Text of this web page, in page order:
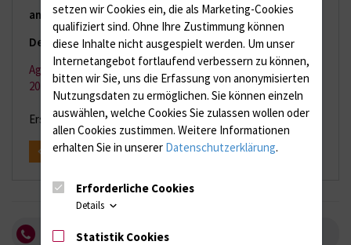
and 10thParticipants' Camp
December 2. - 3., 2015
Agenda of the MMRP Participants´ Camp December 2. - 3.,
2015
Erstellt vonProteome Center Rostock
zurück
Contact
setzen wir Cookies ein, die als Marketing-Cookies
qualifiziert sind. Ohne Ihre Zustimmung können
diese Inhalte nicht ausgespielt werden. Um unser
Internetangebot fortlaufend verbessern zu können,
bitten wir Sie, uns die Erfassung von anonymisierten
Nutzungsdaten zu ermöglichen. Sie können einzeln
auswählen, welche Cookies Sie zulassen wollen oder
allen Cookies zustimmen. Weitere Informationen
erhalten Sie in unserer Datenschutzerklärung.
Erforderliche Cookies
Details
Statistik Cookies